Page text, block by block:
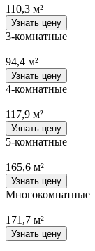
110,3 м²
Узнать цену
3-комнатные
94,4 м²
Узнать цену
4-комнатные
117,9 м²
Узнать цену
5-комнатные
165,6 м²
Узнать цену
Многокомнатные
171,7 м²
Узнать цену